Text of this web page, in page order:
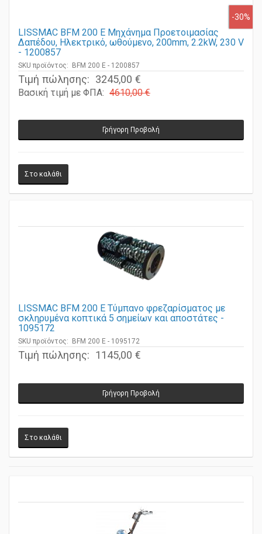
LISSMAC BFM 200 E Μηχάνημα Προετοιμασίας
Δαπέδου, Ηλεκτρικό, ωθούμενο, 200mm, 2.2kW, 230 V
- 1200857
SKU προϊόντος: BFM 200 E - 1200857
Τιμή πώλησης: 3245,00 €
Βασική τιμή με ΦΠΑ: 4610,00 €
LISSMAC BFM 200 E Τύμπανο φρεζαρίσματος με
σκληρυμένα κοπτικά 5 σημείων και αποστάτες -
1095172
SKU προϊόντος: BFM 200 E - 1095172
Τιμή πώλησης: 1145,00 €